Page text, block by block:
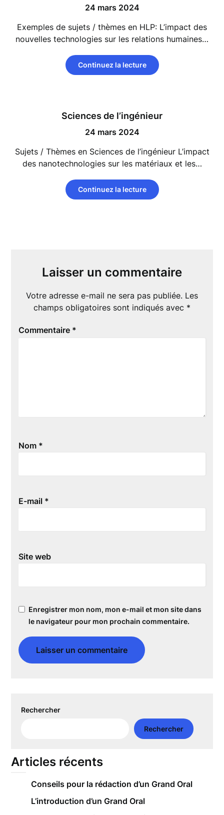
24 mars 2024
Exemples de sujets / thèmes en HLP: L’impact des
nouvelles technologies sur les relations humaines…
Continuez la lecture
Sciences de l’ingénieur
24 mars 2024
Sujets / Thèmes en Sciences de l’ingénieur L’impact
des nanotechnologies sur les matériaux et les…
Continuez la lecture
Laisser un commentaire
Votre adresse e-mail ne sera pas publiée. Les
champs obligatoires sont indiqués avec *
Commentaire *
Nom *
E-mail *
Site web
Enregistrer mon nom, mon e-mail et mon site dans
le navigateur pour mon prochain commentaire.
Rechercher
Rechercher
Articles récents
Conseils pour la rédaction d’un Grand Oral
L’introduction d’un Grand Oral